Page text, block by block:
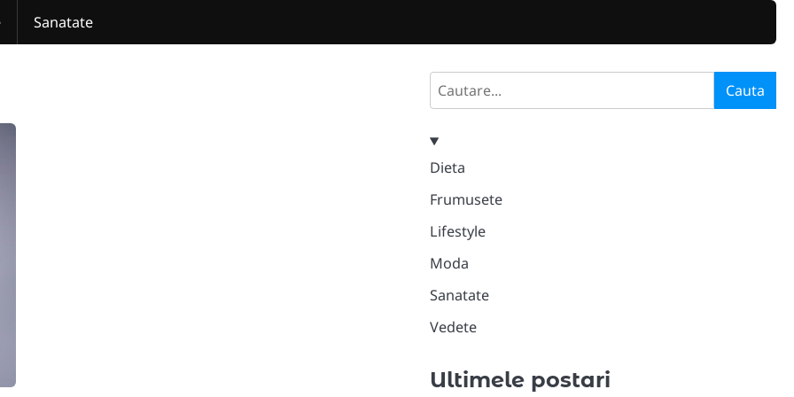
Sanatate
Search Cauta
Dieta
Frumusete
Lifestyle
Moda
Sanatate
Vedete
Ultimele postari